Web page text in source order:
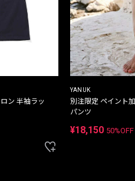
ン 半袖ラッ
YANUK
別注限定 ペイント
パンツ
¥18,150 50%OFF